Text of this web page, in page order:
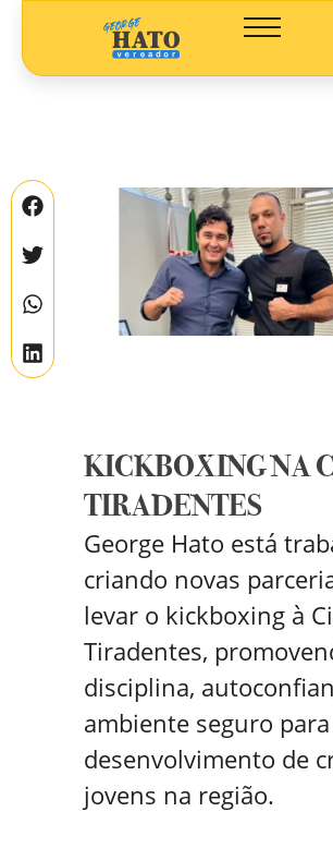
KICKBOXING NA
TIRADENTES
George Hato está
criando novas
levar o kickboxing à
Tiradentes,
disciplina,
ambiente seguro
desenvolvimento de
jovens na região.